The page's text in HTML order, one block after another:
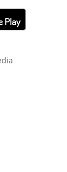
Fenster
Fenster
Fenster